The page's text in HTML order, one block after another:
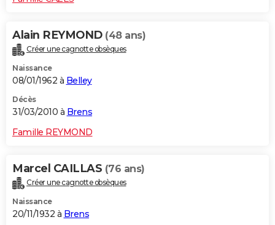
Alain REYMOND (48 ans)
Créer une cagnotte obsèques
Naissance
08/01/1962 à Belley
Décès
31/03/2010 à Brens
Famille REYMOND
Marcel CAILLAS (76 ans)
Créer une cagnotte obsèques
Naissance
20/11/1932 à Brens